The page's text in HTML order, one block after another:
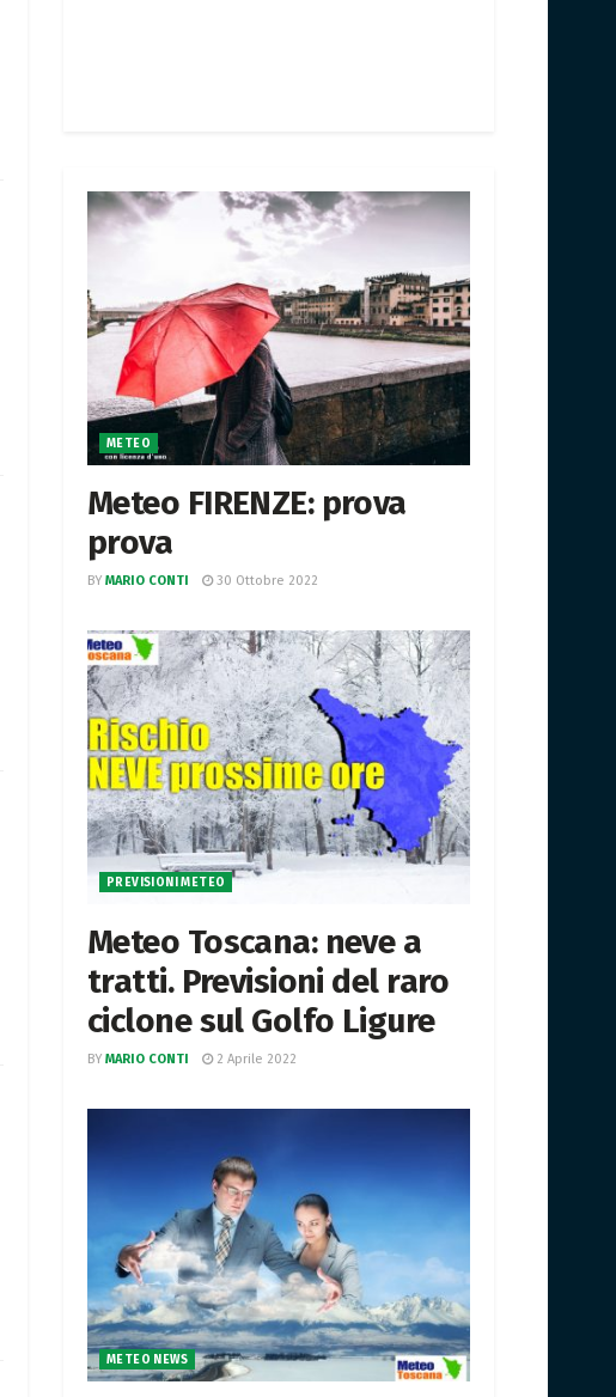
METEO
Meteo FIRENZE: prova
prova
BY MARIO CONTI 30 Ottobre 2022
PREVISIONI METEO
Meteo Toscana: neve a
tratti. Previsioni del raro
ciclone sul Golfo Ligure
BY MARIO CONTI 2 Aprile 2022
METEO NEWS